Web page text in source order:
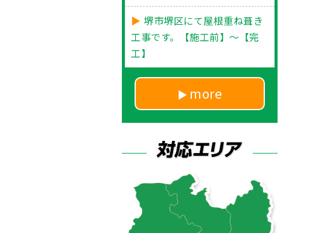
堺市堺区にて屋根重ね葺き
工事です。【施工前】～【完
工】
more